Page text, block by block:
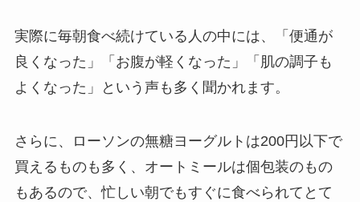
実際に毎朝食べ続けている人の中には、「便通が
良くなった」「お腹が軽くなった」「肌の調子も
よくなった」という声も多く聞かれます。
さらに、ローソンの無糖ヨーグルトは200円以下で
買えるものも多く、オートミールは個包装のもの
もあるので、忙しい朝でもすぐに食べられてとて